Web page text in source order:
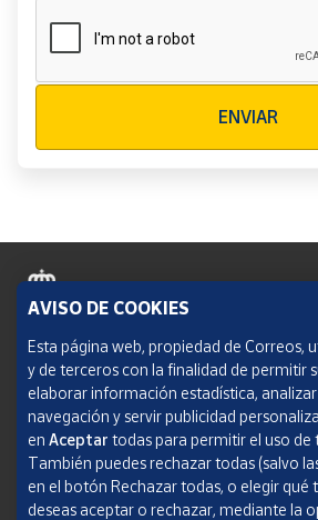
ENVIAR
Política de cookies
Aviso legal
Condiciones del servicio
Política de Privacidad Web
AVISO DE COOKIES
Esta página web, propiedad de Correos,
y de terceros con la finalidad de permitir
elaborar información estadística, analizar
navegación y servir publicidad
en Aceptar todas para permitir el uso de
También puedes rechazar todas (salvo
en el botón Rechazar todas, o elegir qué
deseas aceptar o rechazar, mediante la